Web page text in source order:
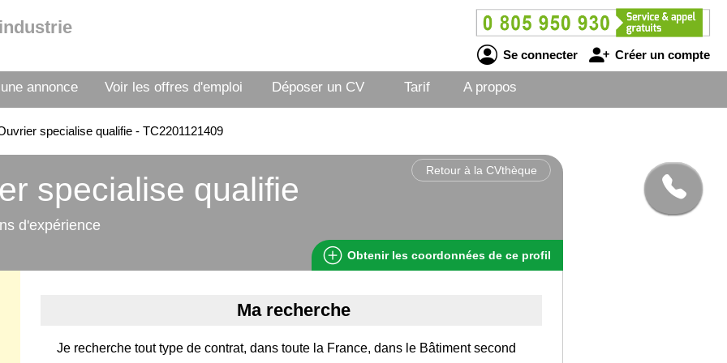
Se connecter Créer un compte
annonce Voir les offres d'emploi Déposer un CV Tarif A propos
specialise qualifie - TC2201121409
Retour à la CVthèque
specialise qualifie
d'expérience
Obtenir les coordonnées de ce profil
Ma recherche
Je recherche tout type de contrat, dans toute la France, dans le Bâtiment second